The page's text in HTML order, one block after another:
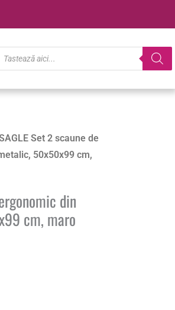
Set 2 scaune de
50x50x99 cm,
din
cm, maro